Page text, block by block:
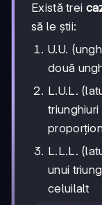
Există trei
să le știi:
U.U.
două
L.U.L.
L.L.L.
unui
celuilalt